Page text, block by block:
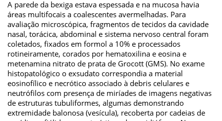
A parede da bexiga estava espessada e na mucosa havia
áreas multifocais a coalescentes avermelhadas. Para
avaliação microscópica, fragmentos de tecidos da cavidade
nasal, torácica, abdominal e sistema nervoso central foram
coletados, fixados em formol a 10% e processados
rotineiramente, corados por hematoxilina e eosina e
metenamina nitrato de prata de Grocott (GMS). No exame
histopatológico o exsudato correspondia a material
eosinofílico e necrótico associado à debris celulares e
neutrófilos com presença de miríades de imagens negativas
de estruturas tubuliformes, algumas demonstrando
extremidade balonosa (vesícula), recoberta por cadeias de